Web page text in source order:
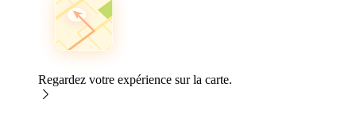
Regardez votre expérience sur la carte.